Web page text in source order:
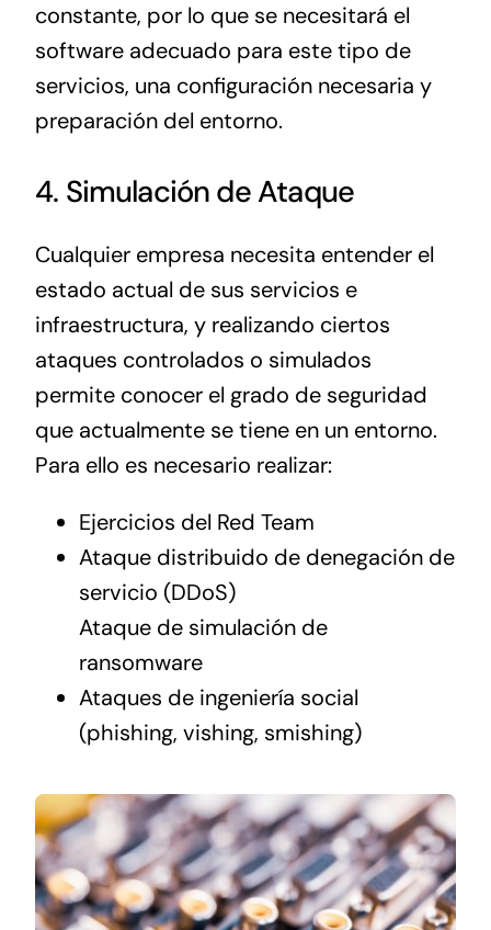
constante, por lo que se necesitará el
software adecuado para este tipo de
servicios, una configuración necesaria y
preparación del entorno.
4. Simulación de Ataque
Cualquier empresa necesita entender el
estado actual de sus servicios e
infraestructura, y realizando ciertos
ataques controlados o simulados
permite conocer el grado de seguridad
que actualmente se tiene en un entorno.
Para ello es necesario realizar:
Ejercicios del Red Team
Ataque distribuido de denegación de
servicio (DDoS)
Ataque de simulación de
ransomware
Ataques de ingeniería social
(phishing, vishing, smishing)